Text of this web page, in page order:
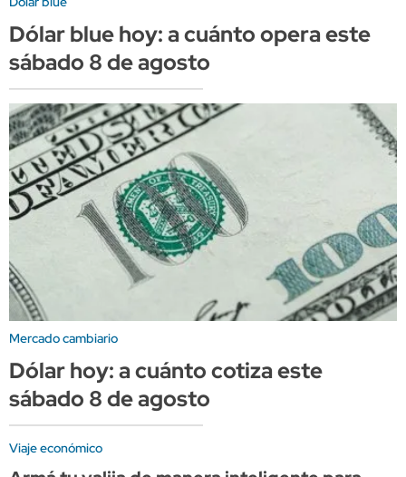
Dólar blue hoy: a cuánto opera este
sábado 8 de agosto
Mercado cambiario
Dólar hoy: a cuánto cotiza este
sábado 8 de agosto
Viaje económico